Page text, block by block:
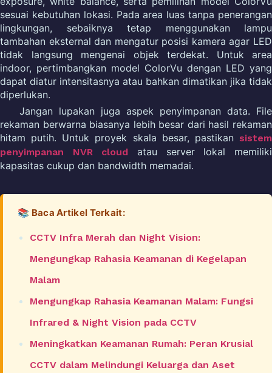
sesuai kebutuhan lokasi. Pada area luas tanpa penerangan
lingkungan, sebaiknya tetap menggunakan lampu
tambahan eksternal dan mengatur posisi kamera agar LED
tidak langsung mengenai objek terdekat. Untuk area
indoor, pertimbangkan model ColorVu dengan LED yang
dapat diatur intensitasnya atau bahkan dimatikan jika tidak
diperlukan.
Jangan lupakan juga aspek penyimpanan data. File
rekaman berwarna biasanya lebih besar dari hasil rekaman
hitam putih. Untuk proyek skala besar, pastikan sistem
penyimpanan NVR cloud atau server lokal memiliki
kapasitas cukup dan bandwidth memadai.
📚 Baca Artikel Terkait:
CCTV Infra Merah dan Night Vision:
Mengungkap Rahasia Keamanan di Kegelapan
Malam
Mengungkap Rahasia Keamanan Malam: Fungsi
Infrared & Night Vision pada CCTV
Meningkatkan Keamanan Rumah: Peran Krusial
CCTV dalam Melindungi Keluarga dan Aset